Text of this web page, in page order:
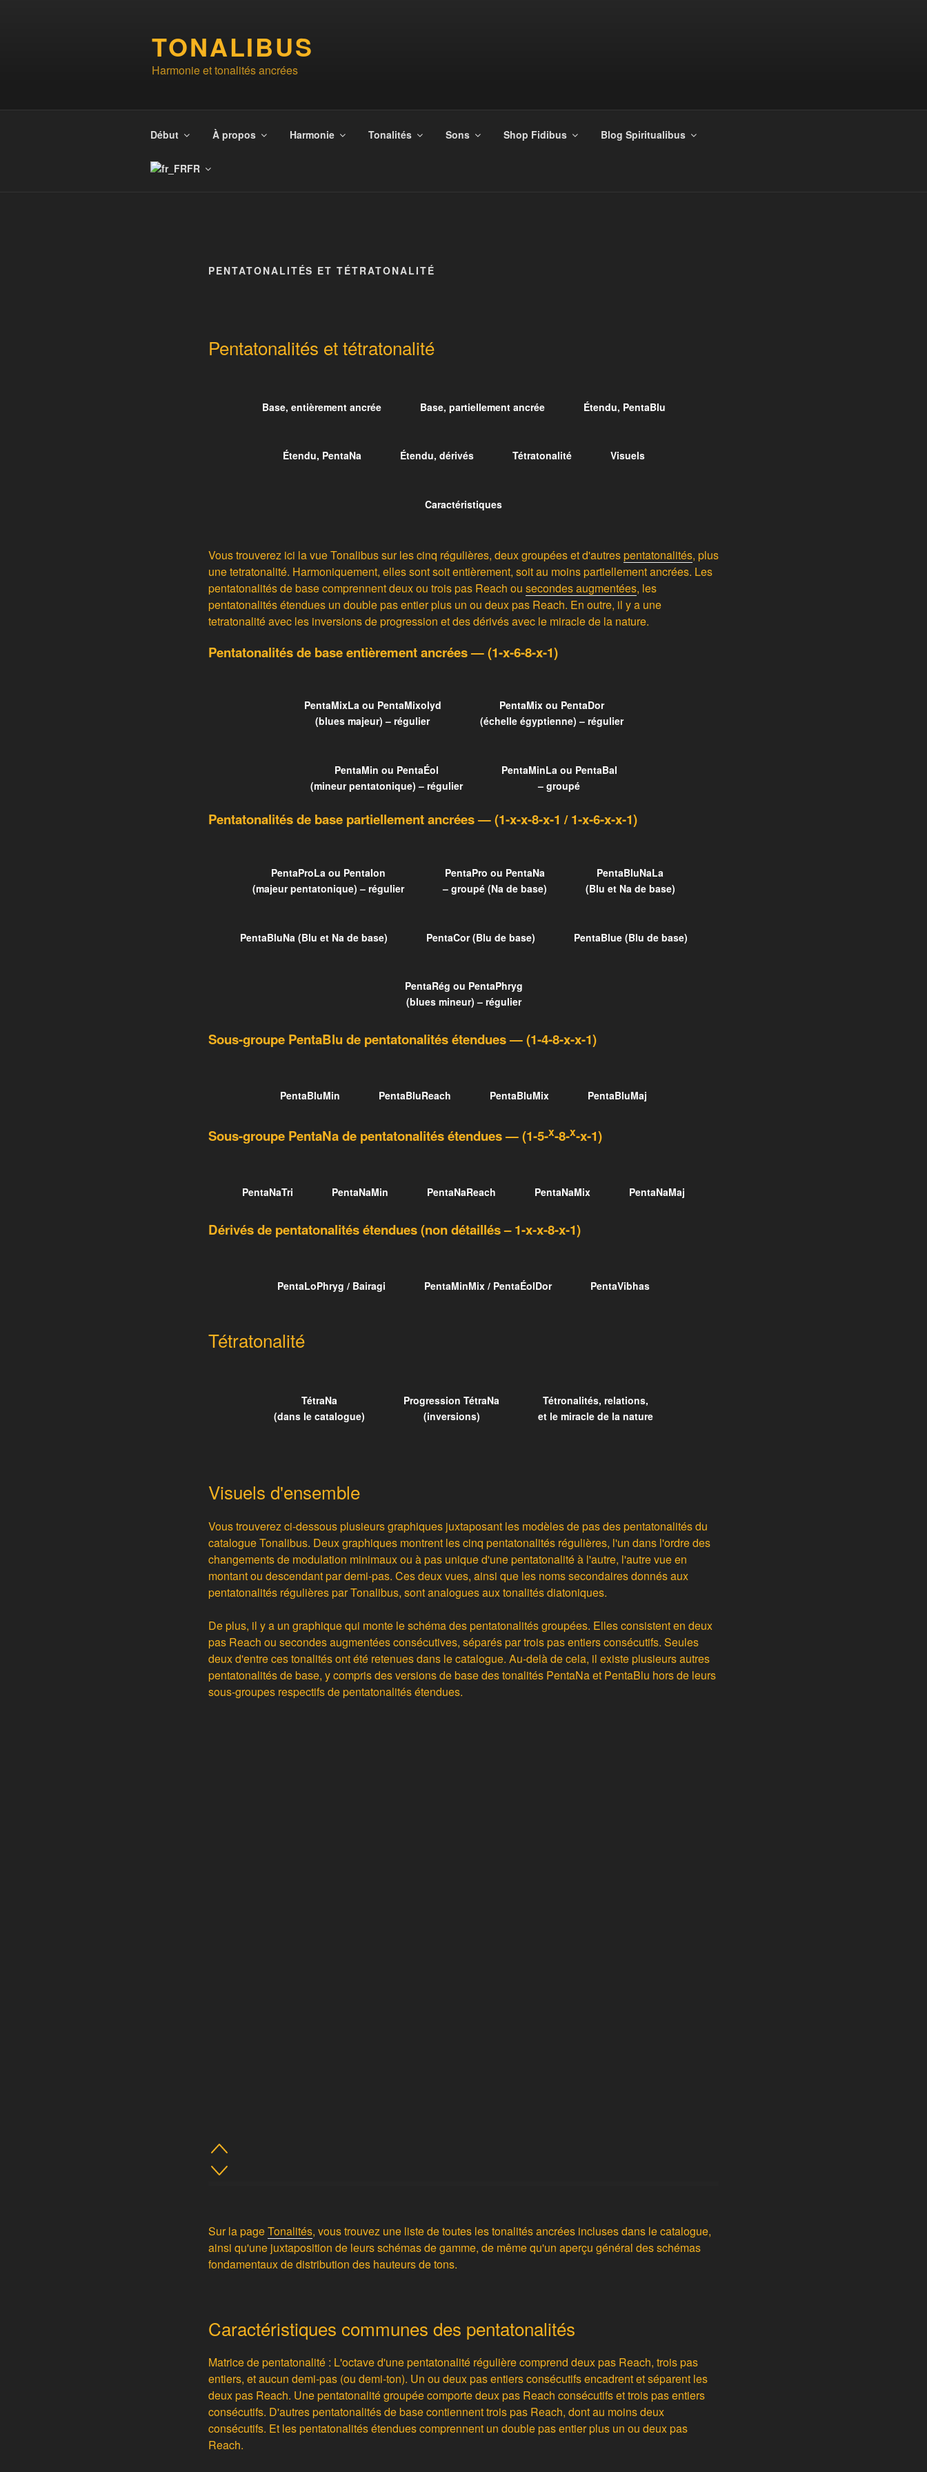
TONALIBUS
Harmonie et tonalités ancrées
Début À propos Harmonie Tonalités Sons Shop Fidibus Blog Spiritualibus
FR
PENTATONALITÉS ET TÉTRATONALITÉ
Pentatonalités et tétratonalité
Base, entièrement ancrée Base, partiellement ancrée Étendu, PentaBlu
Étendu, PentaNa Étendu, dérivés Tétratonalité Visuels
Caractéristiques
Vous trouverez ici la vue Tonalibus sur les cinq régulières, deux groupées et d'autrespentatonalités, plus
une tetratonalité. Harmoniquement, elles sont soit entièrement, soit au moins partiellement ancrées. Les
pentatonalités de base comprennent deux ou trois pas Reach ou secondes augmentées, les
pentatonalités étendues un double pas entier plus un ou deux pas Reach. En outre, il y a une
tetratonalité avec les inversions de progression et des dérivés avec le miracle de la nature.
Pentatonalités de base entièrement ancrées— (1-x-6-8-x-1)
PentaMixLa ou PentaMixolyd
(blues majeur) – régulier
PentaMix ou PentaDor
(échelle égyptienne) – régulier
PentaMin ou PentaÉol
(mineur pentatonique) – régulier
PentaMinLa ou PentaBal
– groupé
Pentatonalités de base partiellement ancrées— (1-x-x-8-x-1 / 1-x-6-x-x-1)
PentaProLa ou PentaIon
(majeur pentatonique) – régulier
PentaPro ou PentaNa
– groupé (Na de base)
PentaBluNaLa
(Blu et Na de base)
PentaBluNa (Blu et Na de base) PentaCor (Blu de base) PentaBlue (Blu de base)
PentaRég ou PentaPhryg
(blues mineur) – régulier
Sous-groupe PentaBlu de pentatonalités étendues— (1-4-8-x-x-1)
PentaBluMin PentaBluReach PentaBluMix PentaBluMaj
Sous-groupe PentaNa de pentatonalités étendues— (1-5-x-8-x-x-1)
PentaNaTri PentaNaMin PentaNaReach PentaNaMix PentaNaMaj
Dérivés de pentatonalités étendues (non détaillés – 1-x-x-8-x-1)
PentaLoPhryg / Bairagi PentaMinMix / PentaÉolDor PentaVibhas
Tétratonalité
TétraNa
(dans le catalogue)
Progression TétraNa
(inversions)
Tétronalités, relations,
et le miracle de la nature
Visuels d'ensemble
Vous trouverez ci-dessous plusieurs graphiques juxtaposant les modèles de pas des pentatonalités du
catalogue Tonalibus. Deux graphiques montrent les cinq pentatonalités régulières, l'un dans l'ordre des
changements de modulation minimaux ou à pas unique d'une pentatonalité à l'autre, l'autre vue en
montant ou descendant par demi-pas. Ces deux vues, ainsi que les noms secondaires donnés aux
pentatonalités régulières par Tonalibus, sont analogues aux tonalités diatoniques.
De plus, il y a un graphique qui monte le schéma des pentatonalités groupées. Elles consistent en deux
pas Reach ou secondes augmentées consécutives, séparés par trois pas entiers consécutifs. Seules
deux d'entre ces tonalités ont été retenues dans le catalogue. Au-delà de cela, il existe plusieurs autres
pentatonalités de base, y compris des versions de base des tonalités PentaNa et PentaBlu hors de leurs
sous-groupes respectifs de pentatonalités étendues.
Sur la pageTonalités, vous trouvez une liste de toutes les tonalités ancrées incluses dans le catalogue,
ainsi qu'une juxtaposition de leurs schémas de gamme, de même qu'un aperçu général des schémas
fondamentaux de distribution des hauteurs de tons.
Caractéristiques communes des pentatonalités
Matrice de pentatonalité : L'octave d'une pentatonalité régulière comprend deux pas Reach, trois pas
entiers, et aucun demi-pas (ou demi-ton). Un ou deux pas entiers consécutifs encadrent et séparent les
deux pas Reach. Une pentatonalité groupée comporte deux pas Reach consécutifs et trois pas entiers
consécutifs. D'autres pentatonalités de base contiennent trois pas Reach, dont au moins deux
consécutifs. Et les pentatonalités étendues comprennent un double pas entier plus un ou deux pas
Reach.